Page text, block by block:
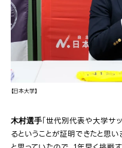
【日本大学】
木村選手「世代別代表や大学サ
るということが証明できたと思